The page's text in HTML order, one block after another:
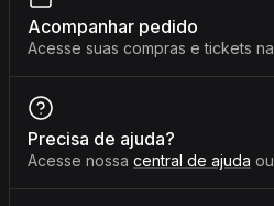
Acompanhar pedido
Acesse suas compras e tickets na
Precisa de ajuda?
Acesse nossa central de ajuda ou